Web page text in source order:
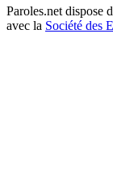
Paroles.net dispose
avec la Société des